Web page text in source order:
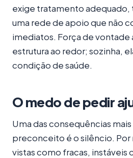
exige tratamento
uma rede de apoio que não
imediatos. Força de vontade
estrutura ao redor; sozinha,
condição de saúde.
O medo de pedir
Uma das consequências
preconceito é o silêncio.
vistas como fracas, instáveis